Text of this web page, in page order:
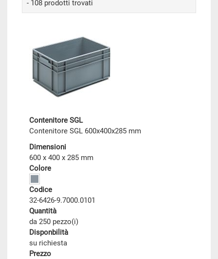
- 108 prodotti trovati
Contenitore SGL
Contenitore SGL 600x400x285 mm
Dimensioni
600 x 400 x 285 mm
Colore
Codice
32-6426-9.7000.0101
Quantità
da 250 pezzo(i)
Disponbilità
su richiesta
Prezzo